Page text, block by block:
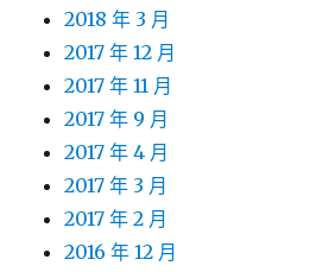
2018 年 3 月
2017 年 12 月
2017 年 11 月
2017 年 9 月
2017 年 4 月
2017 年 3 月
2017 年 2 月
2016 年 12 月